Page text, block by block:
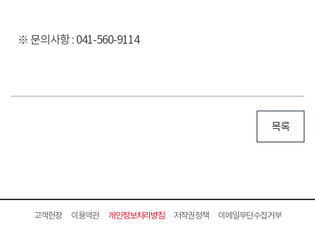
※ 문의사항 : 041-560-9114
목록
고객헌장 이용약관 개인정보처리방침 저작권정책 이메일무단수집거부